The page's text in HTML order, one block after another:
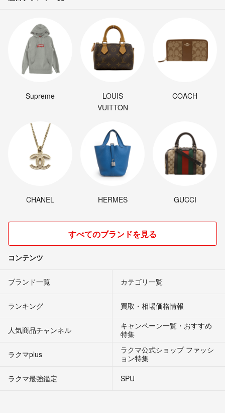
Supreme
LOUIS
VUITTON
COACH
CHANEL HERMES GUCCI
すべてのブランドを見る
コンテンツ
ブランド一覧 カテゴリ一覧
ランキング 買取・相場価格情報
人気商品チャンネル
キャンペーン一覧・おすすめ
特集
ラクマplus
ラクマ公式ショップ ファッシ
ョン特集
ラクマ最強鑑定
SPU